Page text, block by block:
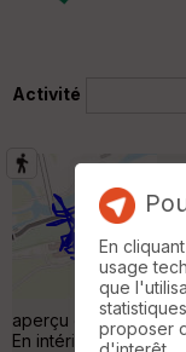
Activité
aperçu du parc en
En intérieur, le
En
usage
que
proposer